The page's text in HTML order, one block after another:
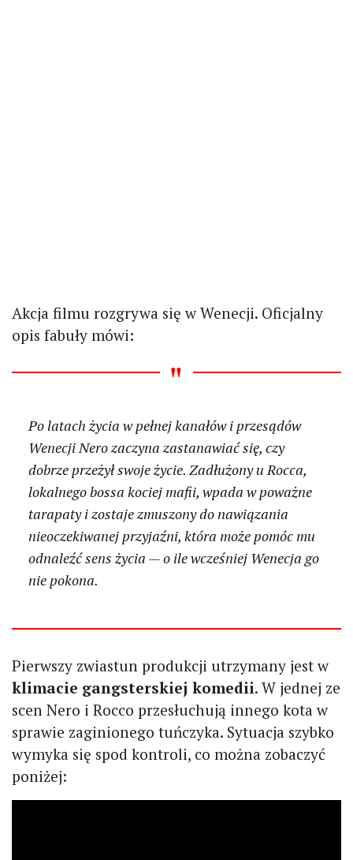
Akcja filmu rozgrywa się w Wenecji. Oficjalny
opis fabuły mówi:
Po latach życia w pełnej kanałów i przesądów
Wenecji Nero zaczyna zastanawiać się, czy
dobrze przeżył swoje życie. Zadłużony u Rocca,
lokalnego bossa kociej mafii, wpada w poważne
tarapaty i zostaje zmuszony do nawiązania
nieoczekiwanej przyjaźni, która może pomóc mu
odnaleźć sens życia — o ile wcześniej Wenecja go
nie pokona.
Pierwszy zwiastun produkcji utrzymany jest w
klimacie gangsterskiej komedii. W jednej ze
scen Nero i Rocco przesłuchują innego kota w
sprawie zaginionego tuńczyka. Sytuacja szybko
wymyka się spod kontroli, co można zobaczyć
poniżej: